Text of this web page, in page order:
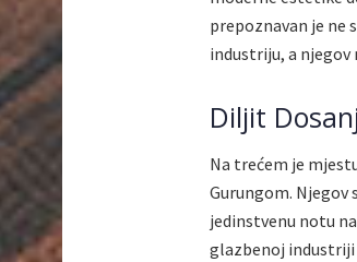
prepoznavan je ne
industriju, a njegov
Diljit
Na trećem je
Gurungom.
jedinstvenu notu
glazbenoj industriji